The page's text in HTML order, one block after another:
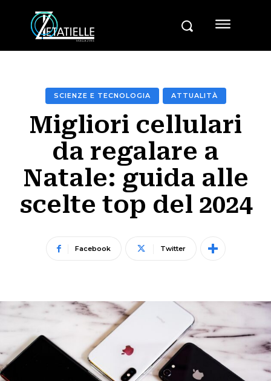
SCIENZE E TECNOLOGIA ATTUALITÀ
Migliori cellulari
da regalare a
Natale: guida alle
scelte top del 2024
Facebook Twitter